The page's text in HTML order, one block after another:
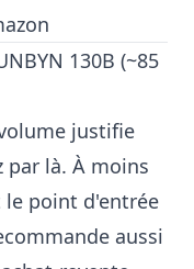
130B (~85
justifie
par là. À moins
le point d'entrée
aussi